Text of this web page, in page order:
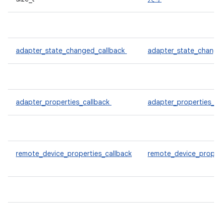
adapter_state_changed_callback
adapter_properties_callback
remote_device_properties_callback